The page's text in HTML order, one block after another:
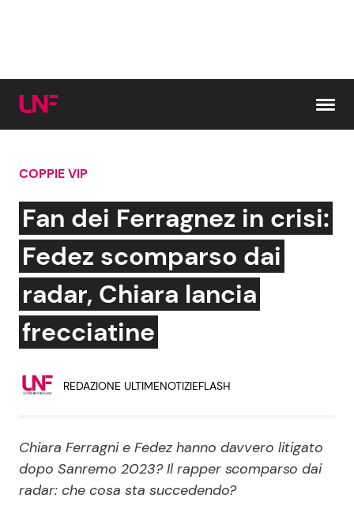
Cerca:
News e Cronaca
Attualità Italiana
Dal Mondo
Politica
Gossip e TV
Bellezze VIP
Reality e Talent
COPPIE VIP
Fan dei Ferragnez in crisi:
Fedez scomparso dai
radar, Chiara lancia
frecciatine
REDAZIONE ULTIMENOTIZIEFLASH
Chiara Ferragni e Fedez hanno davvero litigato
dopo Sanremo 2023? Il rapper scomparso dai
radar: che cosa sta succedendo?